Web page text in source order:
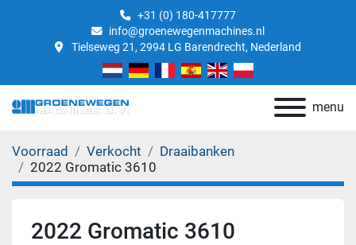
+31 (0) 180-417777
info@groenewegenmachines.nl
Tielseweg 21, 2994 LG Barendrecht, Nederland
menu
Voorraad Verkocht
Draaibanken
2022 Gromatic 3610
2022 Gromatic 3610